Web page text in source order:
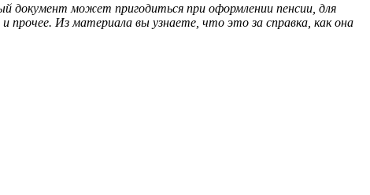
документ может пригодиться при оформлении пенсии, для
прочее. Из материала вы узнаете, что это за справка, как она